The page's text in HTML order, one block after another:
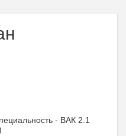
- ВАК 2.1